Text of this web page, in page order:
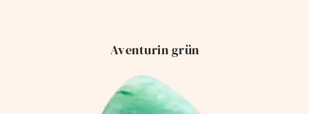
Aventurin grün